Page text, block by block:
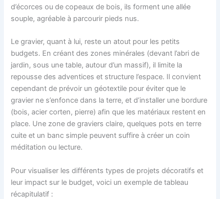
d’écorces ou de copeaux de bois, ils forment une allée
souple, agréable à parcourir pieds nus.
Le gravier, quant à lui, reste un atout pour les petits
budgets. En créant des zones minérales (devant l’abri de
jardin, sous une table, autour d’un massif), il limite la
repousse des adventices et structure l’espace. Il convient
cependant de prévoir un géotextile pour éviter que le
gravier ne s’enfonce dans la terre, et d’installer une bordure
(bois, acier corten, pierre) afin que les matériaux restent en
place. Une zone de graviers claire, quelques pots en terre
cuite et un banc simple peuvent suffire à créer un coin
méditation ou lecture.
Pour visualiser les différents types de projets décoratifs et
leur impact sur le budget, voici un exemple de tableau
récapitulatif :